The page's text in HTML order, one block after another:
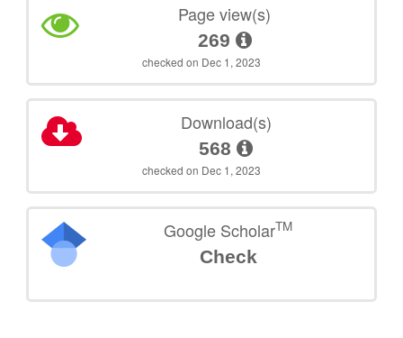
Page view(s)
269
checked on Dec 1, 2023
Download(s)
568
checked on Dec 1, 2023
Google ScholarTM
Check